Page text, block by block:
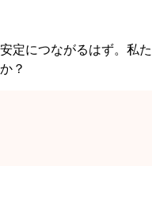
定につながるはず。私
？